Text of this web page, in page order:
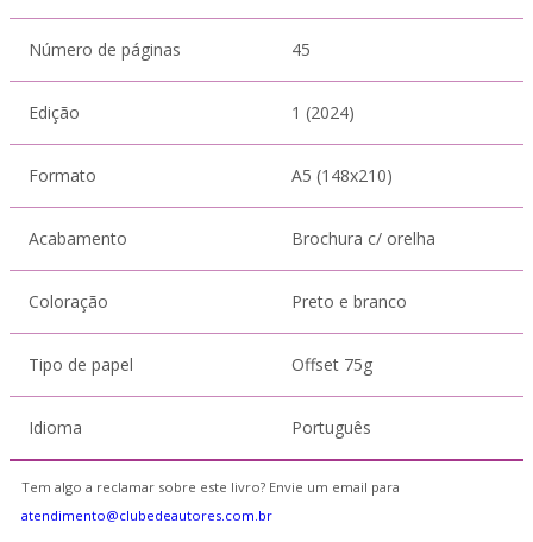
Número de páginas 45
Edição 1 (2024)
Formato A5 (148x210)
Acabamento Brochura c/ orelha
Coloração Preto e branco
Tipo de papel Offset 75g
Idioma Português
Tem algo a reclamar sobre este livro? Envie um email para
atendimento@clubedeautores.com.br